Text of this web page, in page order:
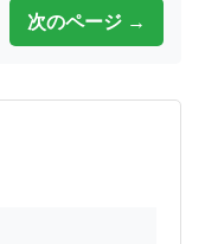
次のページ →